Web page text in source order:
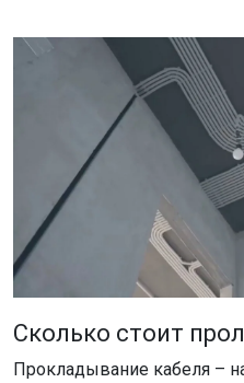
Сколько стоит
Прокладывание кабеля –